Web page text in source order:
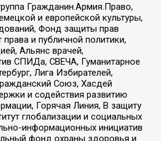
Гражданин.Армия.Право,
и европейской культуры,
Фонд защиты прав
и публичной политики,
Альянс врачей,
СПИДа, СВЕЧА, Гуманитарное
Лига Избирателей,
Союз, Хасдей
и содействия развитию
Горячая Линия, В защиту
глобализации и социальных
информационных инициатив
фонд охраны здоровья и